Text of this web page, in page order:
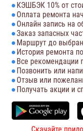
КЭШБЭК 10% от
Оплата ремонта
Онлайн запись на
Заказ запасных
Маршрут до
История ремонта
Все рекомендации
Позвонить или
Отзыв или
Получать акции и